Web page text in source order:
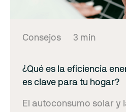
Consejos 3 min
¿Qué es la eficiencia
es clave para tu hogar?
El autoconsumo solar y